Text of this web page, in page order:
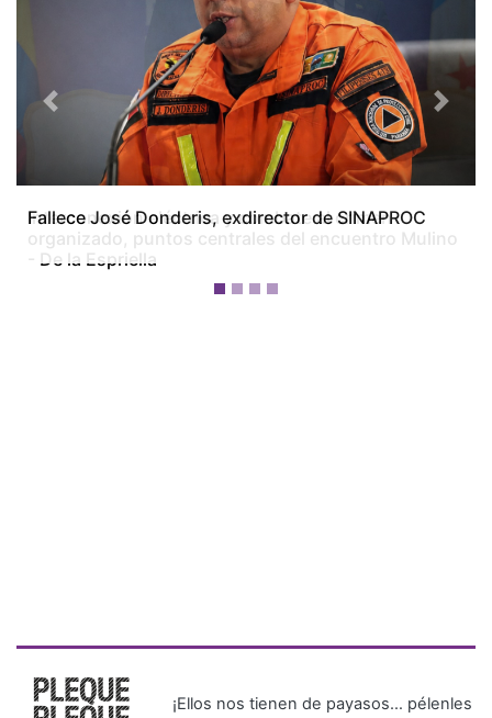
Fallece José Donderis, exdirector de SINAPROC
Previous Next